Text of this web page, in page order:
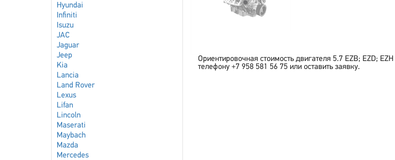
Hyundai
Infiniti
Isuzu
JAC
Jaguar
Jeep
Kia
Lancia
Land Rover
Lexus
Lifan
Lincoln
Maserati
Maybach
Mazda
Mercedes
Ориентировочная стоимость двигателя 5.7 EZB; EZD; EZH
телефону +7 958 581 56 75 или оставить заявку.